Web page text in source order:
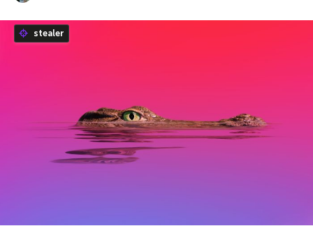
stealer